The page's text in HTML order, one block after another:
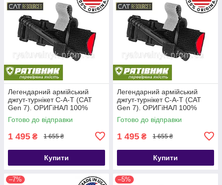
Легендарний армійський
джгут-турнікет С-A-T (CAT
Gen 7). ОРИГіНАЛ 100%
США. НЕ КИТАЙ!!! (ТЖТ)
Готово до відправки
1 495 ₴ 1 655 ₴
Купити
Легендарний армійський
джгут-турнікет С-A-T (CAT
Gen 7). ОРИГіНАЛ 100%
США. НЕ КИТАЙ!!! (ТЖТ)
Готово до відправки
1 495 ₴ 1 655 ₴
Купити
–7% –5%